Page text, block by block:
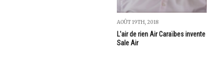
AOÛT 19TH, 2018
L'air de rien Air Caraïbes invente
Sale Air